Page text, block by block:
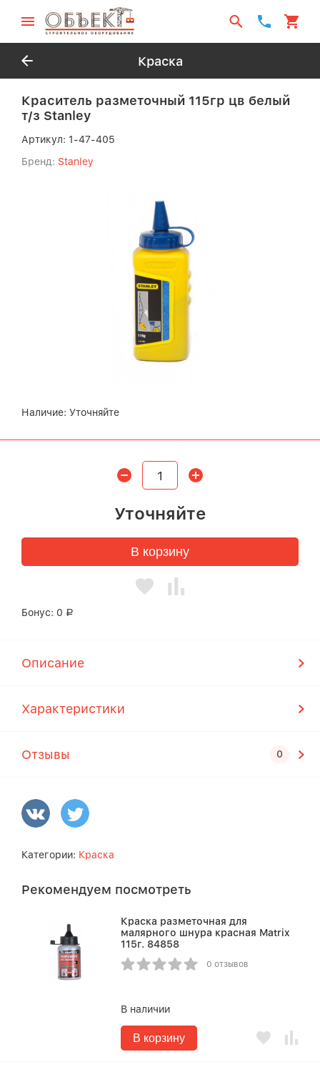
Краска
Краситель разметочный 115гр цв белый
т/з Stanley
Артикул: 1-47-405
Бренд: Stanley
Наличие: Уточняйте
Уточняйте
В корзину
Бонус: 0 Р
Описание
Характеристики
Отзывы
Категории: Краска
Рекомендуем посмотреть
Краска разметочная для
малярного шнура красная Matrix
115г. 84858
0 отзывов
В наличии
В корзину